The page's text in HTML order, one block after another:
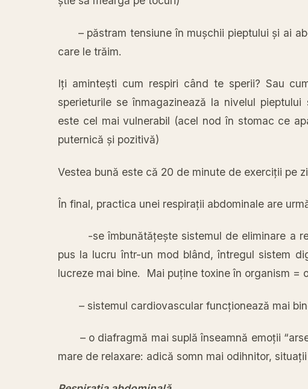
– păstram tensiuneîn mușchii pieptului și ai
care le trăim.
Iți amintești cum respiri când te sperii? Sau
sperieturile seînmagazinează la nivelul pieptului
este cel mai vulnerabil (acel nodîn stomac ce
puternică și pozitivă)
Vestea bună este că 20 de minute de exerciții pe
În final, practica unei respirații abdominale are
-seîmbunătățeștesistemul de eliminare a
pus la lucruîntr-un mod blând,întregul sistem
lucreze mai bine. Mai puține toxineîn organism =
– sistemul cardiovascular funcționează mai
– o diafragmă mai suplă înseamnă emoții
mare de relaxare: adică somn mai odihnitor,